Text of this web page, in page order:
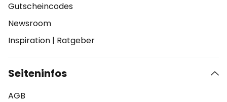
Gutscheincodes
Newsroom
Inspiration | Ratgeber
Seiteninfos
AGB